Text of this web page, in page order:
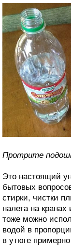
Протрите
Это настоящий
бытовых
стирки, чистки
налета на
тоже можно
водой в
в утюге